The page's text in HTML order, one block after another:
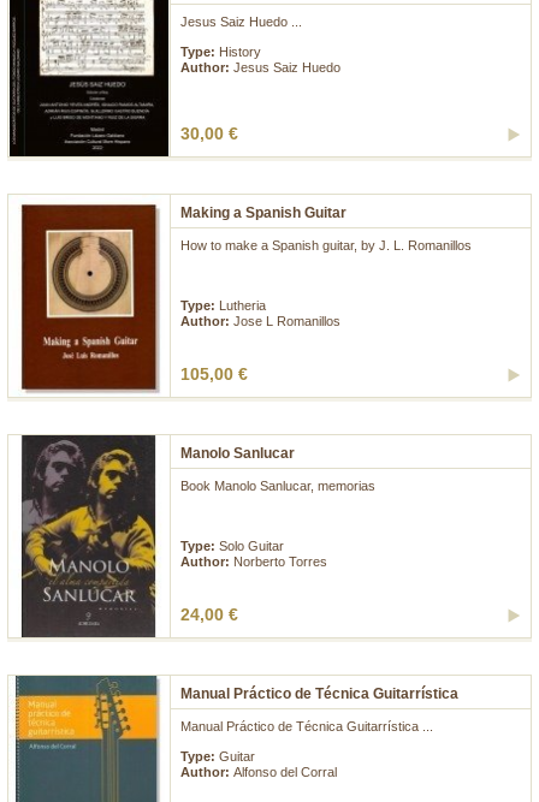
Jesus Saiz Huedo ...
Type: History
Author: Jesus Saiz Huedo
30,00 €
Making a Spanish Guitar
How to make a Spanish guitar, by J. L. Romanillos
Type: Lutheria
Author: Jose L Romanillos
105,00 €
Manolo Sanlucar
Book Manolo Sanlucar, memorias
Type: Solo Guitar
Author: Norberto Torres
24,00 €
Manual Práctico de Técnica Guitarrística
Manual Práctico de Técnica Guitarrística ...
Type: Guitar
Author: Alfonso del Corral